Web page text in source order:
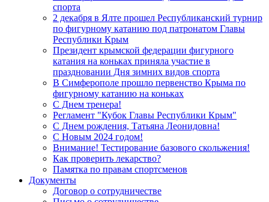
спорта
2 декабря в Ялте прошел Республиканский турнир
по фигурному катанию под патронатом Главы
Республики Крым
Президент крымской федерации фигурного
катания на коньках приняла участие в
праздновании Дня зимних видов спорта
В Симферополе прошло первенство Крыма по
фигурному катанию на коньках
С Днем тренера!
Регламент "Кубок Главы Республики Крым"
С Днем рождения, Татьяна Леонидовна!
С Новым 2024 годом!
Внимание! Тестирование базового скольжения!
Как проверить лекарство?
Памятка по правам спортсменов
Документы
Договор о сотрудничестве